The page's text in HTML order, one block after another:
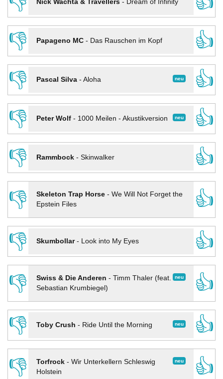
Nick Wachta & Travellers- Dream of Infinity
👎
Papageno MC- Das Rauschen im Kopf
👍
👎
neu
Pascal Silva- Aloha
👍
👎
neu
Peter Wolf- 1000 Meilen - Akustikversion
👍
👎
Rammbock- Skinwalker
👍
👎
Skeleton Trap Horse- We Will Not Forget the
Epstein Files
👍
👎
Skumbollar- Look into My Eyes
👍
👎
neu
Swiss & Die Anderen - Timm Thaler (feat.
Sebastian Krumbiegel)
👍
👎
neu
Toby Crush - Ride Until the Morning
👍
👎
neu
Torfrock- Wir Unterkellern Schleswig
Holstein
👍